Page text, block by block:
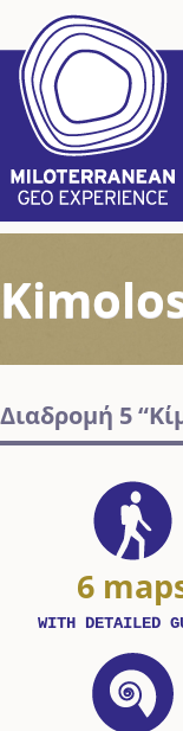
Διαδρομή 5
6
WITH DETAILED